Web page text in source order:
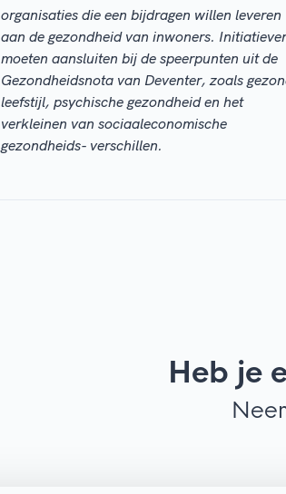
organisaties die een bijdragen willen leveren
aan de gezondheid van inwoners.
moeten aansluiten bij de speerpunten uit de
Gezondheidsnota van Deventer, zoals
leefstijl, psychische gezondheid en het
verkleinen van sociaaleconomische
gezondheids- verschillen.
Heb je